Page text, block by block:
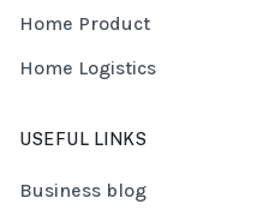
Home Product
Home Logistics
USEFUL LINKS
Business blog